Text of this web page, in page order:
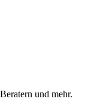
und mehr.